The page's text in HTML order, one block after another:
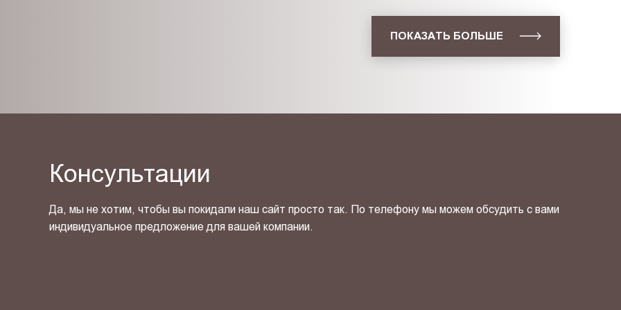
ПОКАЗАТЬ БОЛЬШЕ
Консультации
Да, мы не хотим, чтобы вы покидали наш сайт просто так. По телефону мы можем обсудить с вами
индивидуальное предложение для вашей компании.